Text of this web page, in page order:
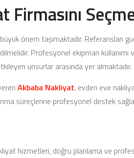
önem taşımaktadır. Referansları
Profesyonel ekipman
unsurlar arasında yer almaktadır.
Akbaba Nakliyat, evden eve
süreçlerine profesyonel destek
hizmetleri, doğru planlama ve